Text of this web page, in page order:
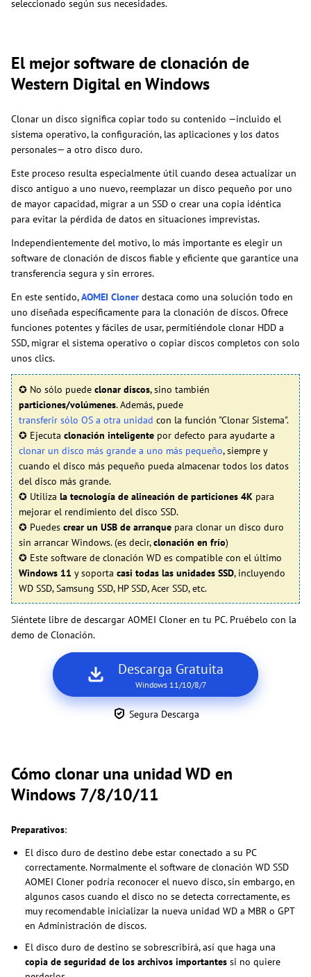
seleccionado según sus necesidades.
El mejor software de clonación de
Western Digital en Windows
Clonar un disco significa copiar todo su contenido —incluido el
sistema operativo, la configuración, las aplicaciones y los datos
personales— a otro disco duro.
Este proceso resulta especialmente útil cuando desea actualizar un
disco antiguo a uno nuevo, reemplazar un disco pequeño por uno
de mayor capacidad, migrar a un SSD o crear una copia idéntica
para evitar la pérdida de datos en situaciones imprevistas.
Independientemente del motivo, lo más importante es elegir un
software de clonación de discos fiable y eficiente que garantice una
transferencia segura y sin errores.
En este sentido,AOMEI Cloner destaca como una solución todo en
uno diseñada específicamente para la clonación de discos. Ofrece
funciones potentes y fáciles de usar, permitiéndole clonar HDD a
SSD, migrar el sistema operativo o copiar discos completos con solo
unos clics.
✪ No sólo puede clonar discos, sino también
particiones/volúmenes. Además, puede
transferir sólo OS a otra unidad con la función "Clonar Sistema".
✪ Ejecuta clonación inteligente por defecto para ayudarte a
clonar un disco más grande a uno más pequeño, siempre y
cuando el disco más pequeño pueda almacenar todos los datos
del disco más grande.
✪ Utiliza la tecnología de alineación de particiones 4K para
mejorar el rendimiento del disco SSD.
✪ Puedes crear un USB de arranque para clonar un disco duro
sin arrancar Windows. (es decir,clonación en frío)
✪ Este software de clonación WD es compatible con el último
Windows 11 y soporta casi todas las unidades SSD, incluyendo
WD SSD, Samsung SSD, HP SSD, Acer SSD, etc.
Siéntete libre de descargar AOMEI Cloner en tu PC. Pruébelo con la
demo de Clonación.
Descarga Gratuita
Windows 11/10/8/7
Segura Descarga
Cómo clonar una unidad WD en
Windows 7/8/10/11
Preparativos:
El disco duro de destino debe estar conectado a su PC
correctamente. Normalmente el software de clonación WD SSD
AOMEI Cloner podría reconocer el nuevo disco, sin embargo, en
algunos casos cuando el disco no se detecta correctamente, es
muy recomendable inicializar la nueva unidad WD a MBR o GPT
en Administración de discos.
El disco duro de destino se sobrescribirá, así que haga una
copia de seguridad de los archivos importantes si no quiere